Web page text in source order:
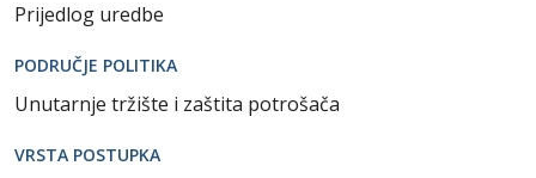
Prijedlog uredbe
PODRUČJE POLITIKA
Unutarnje tržište i zaštita potrošača
VRSTA POSTUPKA